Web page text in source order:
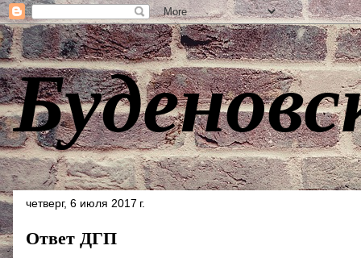
четверг, 6 июля 2017 г.
Ответ ДГП